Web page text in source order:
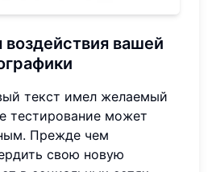
вашей
текст имел желаемый
тестирование может
Прежде чем
свою новую